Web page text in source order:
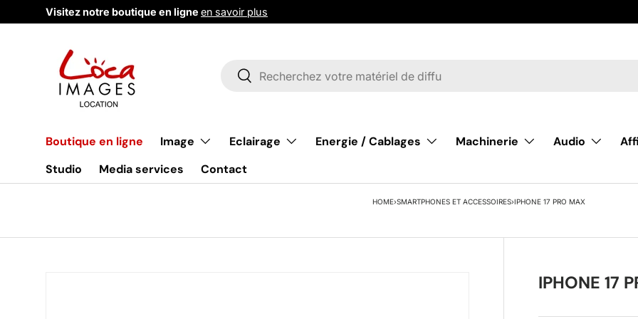
Aller au contenu
Visitez notre boutique en ligne en savoir plus
Recherche
Rechercher
Boutique en ligne Image Eclairage Energie / Cablages Machinerie Audio
Studio
Media services Contact
HOME›SMARTPHONES ET ACCESSOIRES›IPHONE 17 PRO MAX
IPHONE 17